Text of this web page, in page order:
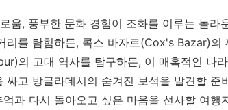
움, 풍부한 문화 경험이 조화를 이루는 놀라
리를 탐험하든, 콕스 바자르(Cox's Bazar)의
의 고대 역사를 탐구하든, 이 매혹적인 나
고 방글라데시의 숨겨진 보석을 발견할 준
과 다시 돌아오고 싶은 마음을 선사할 여행